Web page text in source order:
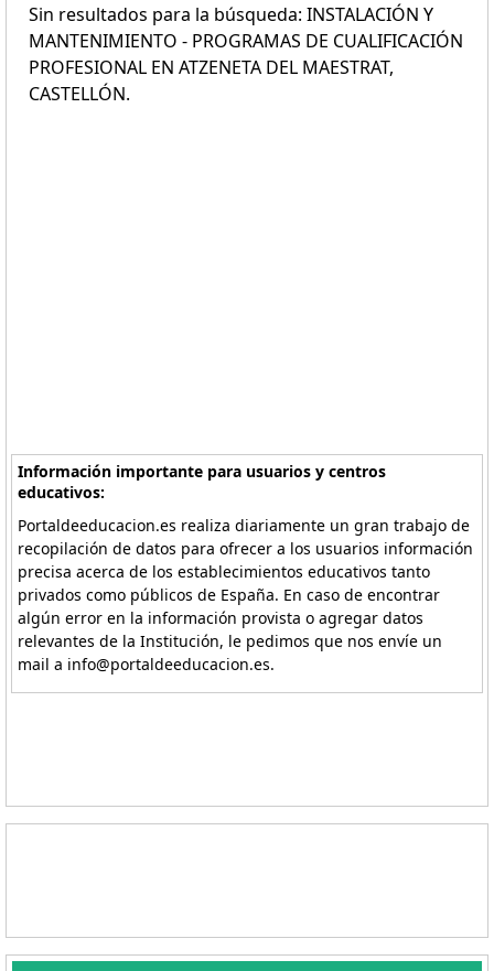
Sin resultados para la búsqueda: INSTALACIÓN Y
MANTENIMIENTO - PROGRAMAS DE CUALIFICACIÓN
PROFESIONAL EN ATZENETA DEL MAESTRAT,
CASTELLÓN.
Información importante para usuarios y centros
educativos:
Portaldeeducacion.es realiza diariamente un gran trabajo de
recopilación de datos para ofrecer a los usuarios información
precisa acerca de los establecimientos educativos tanto
privados como públicos de España. En caso de encontrar
algún error en la información provista o agregar datos
relevantes de la Institución, le pedimos que nos envíe un
mail a info@portaldeeducacion.es.